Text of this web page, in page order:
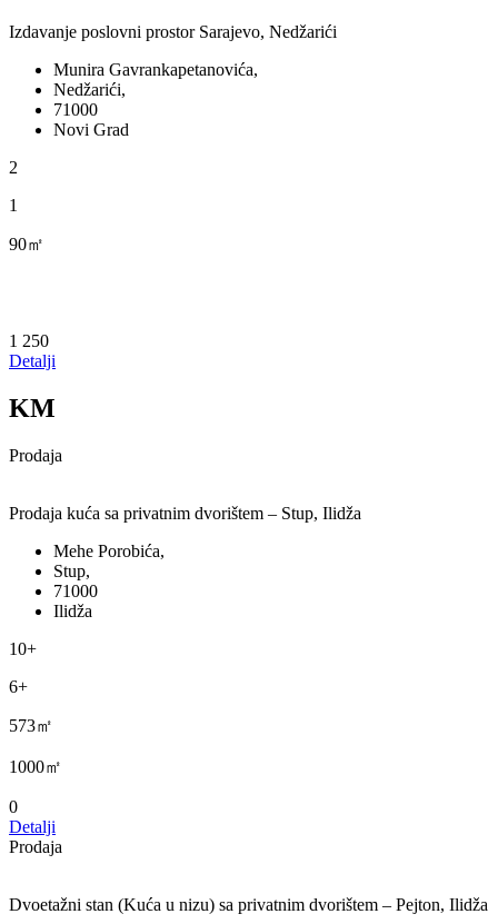
Izdavanje poslovni prostor Sarajevo, Nedžarići
Munira Gavrankapetanovića,
Nedžarići,
71000
Novi Grad
2
1
90㎡
1 250
Detalji
KM
Prodaja
Prodaja kuća sa privatnim dvorištem – Stup, Ilidža
Mehe Porobića,
Stup,
71000
Ilidža
10+
6+
573㎡
1000㎡
0
Detalji
Prodaja
Dvoetažni stan (Kuća u nizu) sa privatnim dvorištem – Pejton, Ilidža